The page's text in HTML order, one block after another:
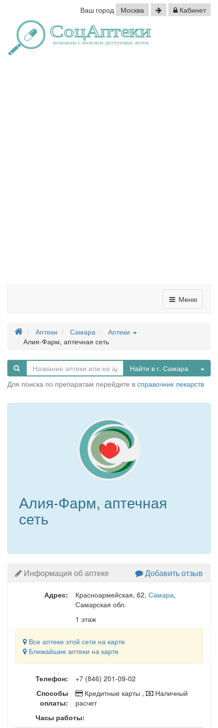
Ваш город Москва Кабинет
Меню
Аптеки Самара
Аптеки
Алия-Фарм, аптечная сеть
Найти в г. Самара
Для поиска по препаратам перейдите в справочник лекарств
Алия-Фарм, аптечная
сеть
Информация об аптеке Добавить отзыв
Адрес: Красноармейская, 62, Самара,
Самарская обл.
1 этаж
Все аптеки этой сети на карте
Ближайшие аптеки на карте
Телефон:
+7 (846) 201-09-02
Способы
оплаты:
Кредитные карты ,
Наличный
расчет
Часы работы: